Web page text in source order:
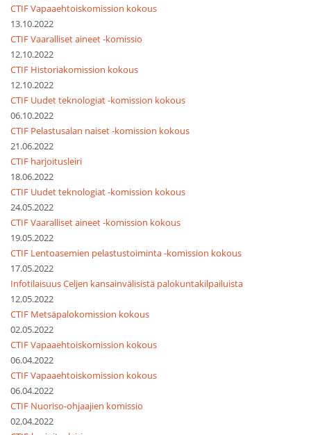
CTIF Vapaaehtoiskomission kokous
13.10.2022
CTIF Vaaralliset aineet -komissio
12.10.2022
CTIF Historiakomission kokous
12.10.2022
CTIF Uudet teknologiat -komission kokous
06.10.2022
CTIF Pelastusalan naiset -komission kokous
21.06.2022
CTIF harjoitusleiri
18.06.2022
CTIF Uudet teknologiat -komission kokous
24.05.2022
CTIF Vaaralliset aineet -komission kokous
19.05.2022
CTIF Lentoasemien pelastustoiminta -komission kokous
17.05.2022
Infotilaisuus Celjen kansainvälisistä palokuntakilpailuista
12.05.2022
CTIF Metsäpalokomission kokous
02.05.2022
CTIF Vapaaehtoiskomission kokous
06.04.2022
CTIF Vapaaehtoiskomission kokous
06.04.2022
CTIF Nuoriso-ohjaajien komissio
02.04.2022